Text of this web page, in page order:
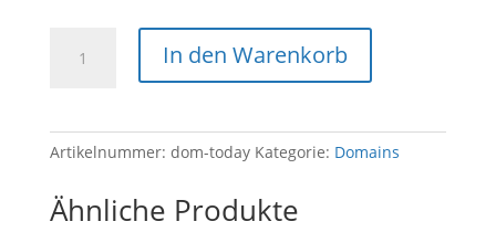
Menge
In den Warenkorb
Artikelnummer: dom-today Kategorie: Domains
Ähnliche Produkte